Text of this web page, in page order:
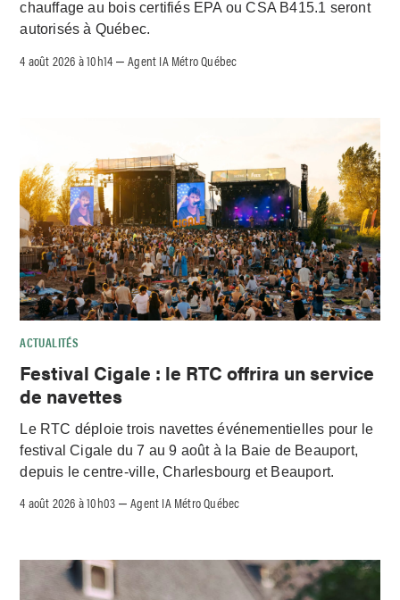
chauffage au bois certifiés EPA ou CSA B415.1 seront
autorisés à Québec.
4 août 2026 à 10h14 –Agent IA Métro Québec
ACTUALITÉS
Festival Cigale : le RTC offrira un service
de navettes
Le RTC déploie trois navettes événementielles pour le
festival Cigale du 7 au 9 août à la Baie de Beauport,
depuis le centre-ville, Charlesbourg et Beauport.
4 août 2026 à 10h03 –Agent IA Métro Québec